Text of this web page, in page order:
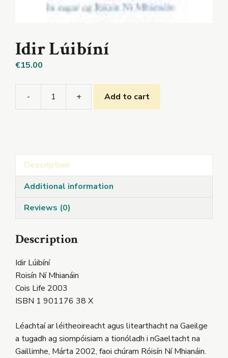
Idir Lúibíní
€15.00
- + Add to cart
Description
Additional information
Reviews (0)
Description
Idir Lúibíní
Roisín Ní Mhianáin
Cois Life 2003
ISBN 1 901176 38 X
Léachtaí ar léitheoireacht agus litearthacht na Gaeilge
a tugadh ag siompóisiam a tionóladh i nGaeltacht na
Gaillimhe, Márta 2002, faoi chúram Róisín Ní Mhianáin.